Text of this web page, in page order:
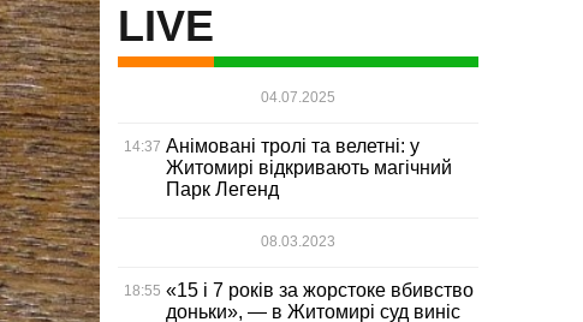
LIVE
04.07.2025
14:37 Анімовані тролі та велетні: у
Житомирі відкривають магічний
Парк Легенд
08.03.2023
18:55 «15 і 7 років за жорстоке вбивство
доньки», — в Житомирі суд виніс